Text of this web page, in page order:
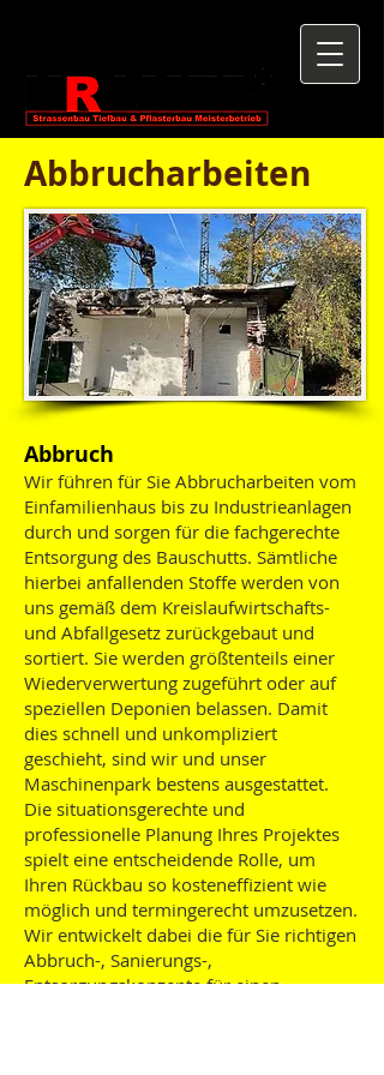
Abbrucharbeiten
Abbruch
Wir führen für Sie Abbrucharbeiten vom
Einfamilienhaus bis zu Industrieanlagen
durch und sorgen für die fachgerechte
Entsorgung des Bauschutts. Sämtliche
hierbei anfallenden Stoffe werden von
uns gemäß dem Kreislaufwirtschafts-
und Abfallgesetz zurückgebaut und
sortiert. Sie werden größtenteils einer
Wiederverwertung zugeführt oder auf
speziellen Deponien belassen. Damit
dies schnell und unkompliziert
geschieht, sind wir und unser
Maschinenpark bestens ausgestattet.
Die situationsgerechte und
professionelle Planung Ihres Projektes
spielt eine entscheidende Rolle, um
Ihren Rückbau so kosteneffizient wie
möglich und termingerecht umzusetzen.
Wir entwickelt dabei die für Sie richtigen
Abbruch-, Sanierungs-,
Entsorgungskonzepte für einen